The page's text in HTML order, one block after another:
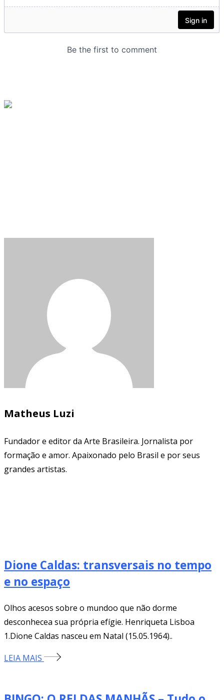
Matheus Luzi
Fundador e editor da Arte Brasileira. Jornalista por
formação e amor. Apaixonado pelo Brasil e por seus
grandes artistas.
Dione Caldas: transversais no tempo
e no espaço
Olhos acesos sobre o mundoo que não dorme
desconhecea sua própria efígie. Henriqueta Lisboa
1.Dione Caldas nasceu em Natal (15.05.1964)..
LEIA MAIS